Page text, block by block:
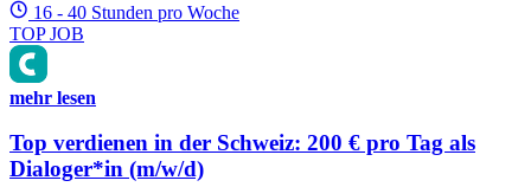
16 - 40 Stunden pro Woche
TOP JOB
mehr lesen
Top verdienen in der Schweiz: 200 € pro Tag als
Dialoger*in (m/w/d)